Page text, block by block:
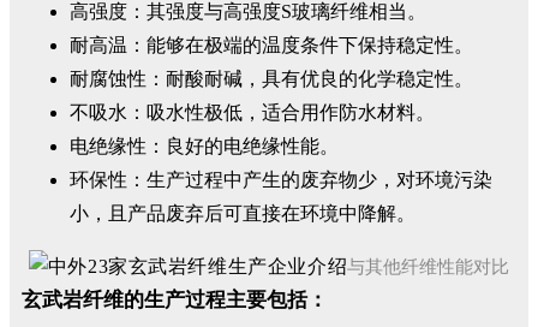
高强度：其强度与高强度S玻璃纤维相当。
耐高温：能够在极端的温度条件下保持稳定性。
耐腐蚀性：耐酸耐碱，具有优良的化学稳定性。
不吸水：吸水性极低，适合用作防水材料。
电绝缘性：良好的电绝缘性能。
环保性：生产过程中产生的废弃物少，对环境污染
小，且产品废弃后可直接在环境中降解。
与其他纤维性能对比
玄武岩纤维的生产过程主要包括：